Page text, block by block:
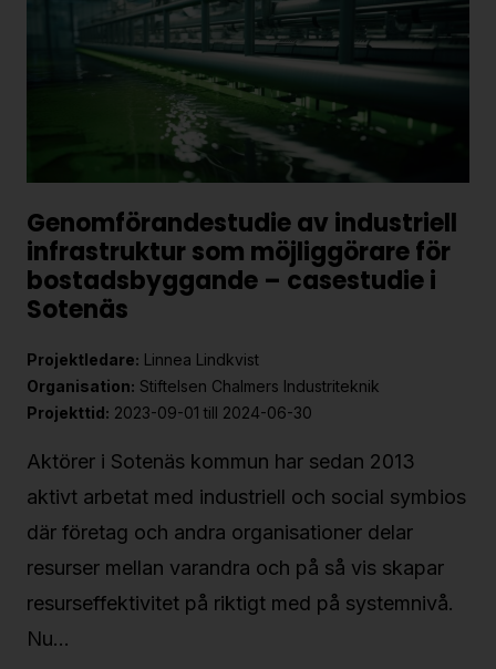
Genomförandestudie av industriell
infrastruktur som möjliggörare för
bostadsbyggande – casestudie i
Sotenäs
Projektledare: Linnea Lindkvist
Organisation: Stiftelsen Chalmers Industriteknik
Projekttid: 2023-09-01 till 2024-06-30
Aktörer i Sotenäs kommun har sedan 2013
aktivt arbetat med industriell och social symbios
där företag och andra organisationer delar
resurser mellan varandra och på så vis skapar
resurseffektivitet på riktigt med på systemnivå.
Nu…